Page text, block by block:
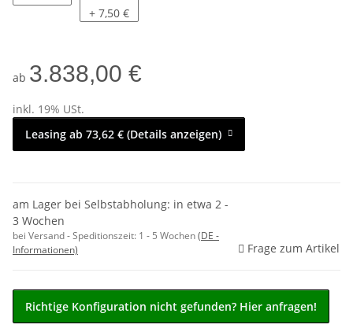
mit
+ 7,50 €
ab 3.838,00 €
inkl. 19% USt.
Leasing ab 73,62 € (Details anzeigen)
am Lager bei Selbstabholung: in etwa 2 -
3 Wochen
bei Versand - Speditionszeit: 1 - 5 Wochen(DE -
Informationen)
Frage zum Artikel
Richtige Konfiguration nicht gefunden? Hier anfragen!